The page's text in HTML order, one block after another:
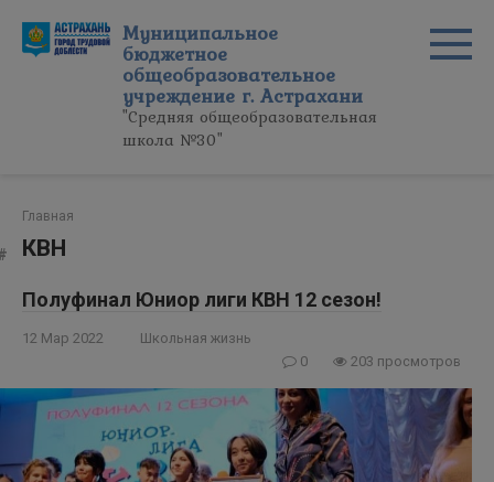
контенту
Муниципальное
бюджетное
общеобразовательное
учреждение г. Астрахани
"Средняя общеобразовательная
школа №30"
Главная
КВН
Полуфинал Юниор лиги КВН 12 сезон!
12 Мар 2022
Школьная жизнь
0
203 просмотров